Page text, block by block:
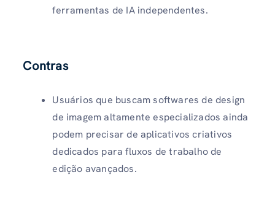
ferramentas de IA independentes.
Contras
Usuários que buscam softwares de design
de imagem altamente especializados ainda
podem precisar de aplicativos criativos
dedicados para fluxos de trabalho de
edição avançados.